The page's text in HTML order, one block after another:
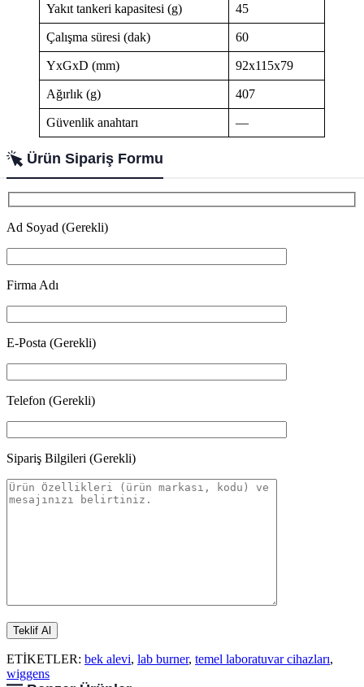
Yakıt tankeri kapasitesi (g) 45
Çalışma süresi (dak) 60
YxGxD (mm) 92x115x79
Ağırlık (g) 407
Güvenlik anahtarı —
Ürün Sipariş Formu
Ad Soyad (Gerekli)
Firma Adı
E-Posta (Gerekli)
Telefon (Gerekli)
Sipariş Bilgileri (Gerekli)
ETİKETLER: bek alevi, lab burner, temel laboratuvar cihazları,
wiggens